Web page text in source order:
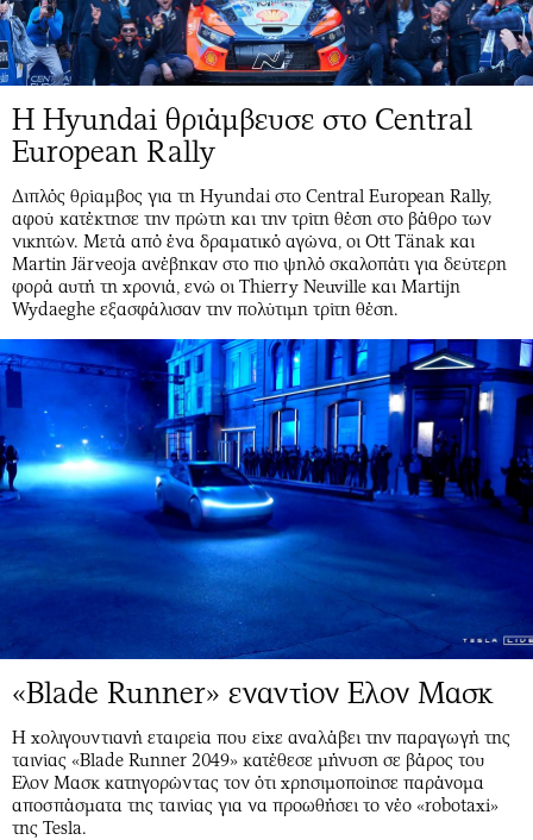
Η Hyundai θριάμβευσε στο Central
European Rally
Διπλός θρίαμβος για τη Hyundai στο Central European Rally,
αφού κατέκτησε την πρώτη και την τρίτη θέση στο βάθρο των
νικητών. Μετά από ένα δραματικό αγώνα, οι Ott Tänak και
Martin Järveoja ανέβηκαν στο πιο ψηλό σκαλοπάτι για δεύτερη
φορά αυτή τη χρονιά, ενώ οι Thierry Neuville και Martijn
Wydaeghe εξασφάλισαν την πολύτιμη τρίτη θέση.
«Blade Runner» εναντίον Ελον Μασκ
Η χολιγουντιανή εταιρεία που είχε αναλάβει την παραγωγή της
ταινίας «Blade Runner 2049» κατέθεσε μήνυση σε βάρος του
Ελον Μασκ κατηγορώντας τον ότι χρησιμοποίησε παράνομα
αποσπάσματα της ταινίας για να προωθήσει το νέο «robotaxi»
της Tesla.